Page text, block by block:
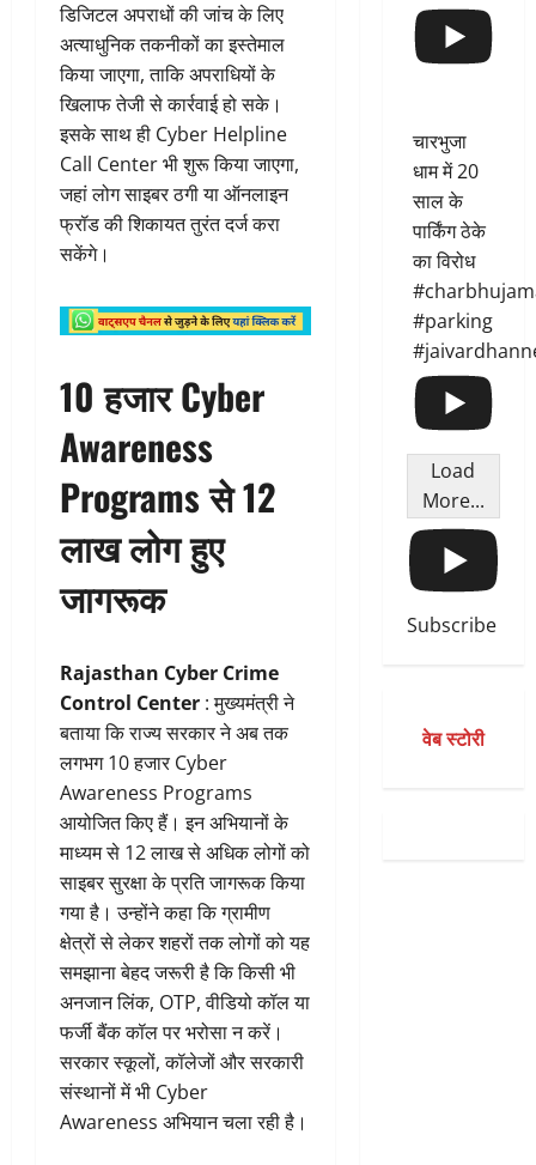
डिजिटल अपराधों की जांच के लिए
अत्याधुनिक तकनीकों का इस्तेमाल
किया जाएगा, ताकि अपराधियों के
खिलाफ तेजी से कार्रवाई हो सके।
इसके साथ ही Cyber Helpline
Call Center भी शुरू किया जाएगा,
जहां लोग साइबर ठगी या ऑनलाइन
फ्रॉड की शिकायत तुरंत दर्ज करा
सकेंगे।
10 हजार Cyber
Awareness
Programs से 12
लाख लोग हुए
जागरूक
Rajasthan Cyber Crime
Control Center : मुख्यमंत्री ने
बताया कि राज्य सरकार ने अब तक
लगभग 10 हजार Cyber
Awareness Programs
आयोजित किए हैं। इन अभियानों के
माध्यम से 12 लाख से अधिक लोगों को
साइबर सुरक्षा के प्रति जागरूक किया
गया है। उन्होंने कहा कि ग्रामीण
क्षेत्रों से लेकर शहरों तक लोगों को यह
समझाना बेहद जरूरी है कि किसी भी
अनजान लिंक, OTP, वीडियो कॉल या
फर्जी बैंक कॉल पर भरोसा न करें।
सरकार स्कूलों, कॉलेजों और सरकारी
संस्थानों में भी Cyber
Awareness अभियान चला रही है।
चारभुजा
धाम में 20
साल के
पार्किंग ठेके
का विरोध
#parking
Load
More...
Subscribe
वेब स्टोरी